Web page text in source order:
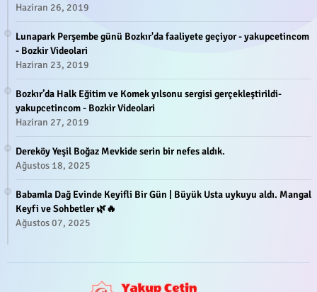
Haziran 26, 2019
Lunapark Perşembe günü Bozkır'da faaliyete geçiyor - yakupcetincom
- Bozkir Videolari
Haziran 23, 2019
Bozkır’da Halk Eğitim ve Komek yılsonu sergisi gerçekleştirildi-
yakupcetincom - Bozkir Videolari
Haziran 27, 2019
Dereköy Yeşil Boğaz Mevkide serin bir nefes aldık.
Ağustos 18, 2025
Babamla Dağ Evinde Keyifli Bir Gün | Büyük Usta uykuyu aldı. Mangal
Keyfi ve Sohbetler 🌿🔥
Ağustos 07, 2025